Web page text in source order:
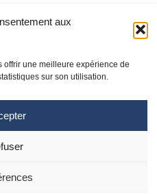
aux
offrir une meilleure expérience de
sur son utilisation.
Site Montpellier
Tél : 04 67 33 74 69
montpellier.fr